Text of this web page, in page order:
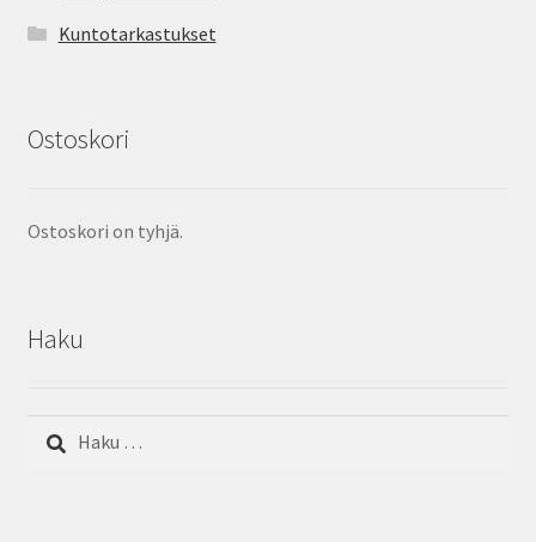
Kuntotarkastukset
Ostoskori
Ostoskori on tyhjä.
Haku
Haku: